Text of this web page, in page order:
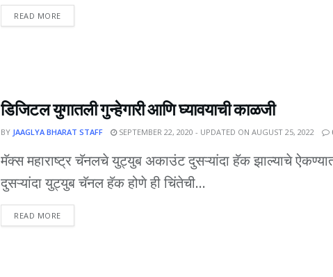
READ MOREDETAILS
डिजिटल युगातली गुन्हेगारी आणि घ्यावयाची काळजी
BY JAAGLYA BHARAT STAFF SEPTEMBER 22, 2020 - UPDATED ON AUGUST 25, 2022
मॅक्स महाराष्ट्र चॅनलचे युट्युब अकाउंट दुसऱ्यांदा हॅक झाल्याचे
दुसऱ्यांदा युट्युब चॅनल हॅक होणे ही चिंतेची...
READ MOREDETAILS